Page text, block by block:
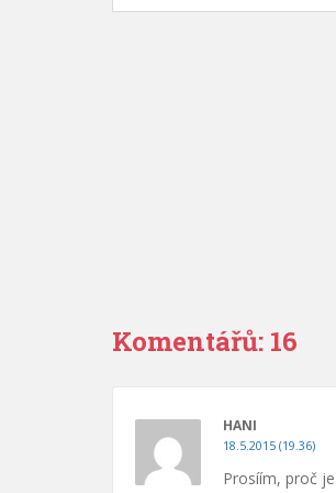
Komentářů: 16
HANI
18.5.2015 (19.36)
Prosíím, proč